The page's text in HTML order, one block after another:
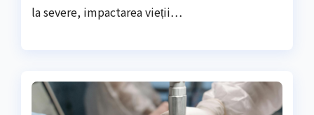
la severe, impactarea vieții…